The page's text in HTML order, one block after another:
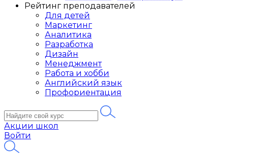
Рейтинг преподавателей
Для детей
Маркетинг
Аналитика
Разработка
Дизайн
Менеджмент
Работа и хобби
Английский язык
Профориентация
Акции школ
Войти